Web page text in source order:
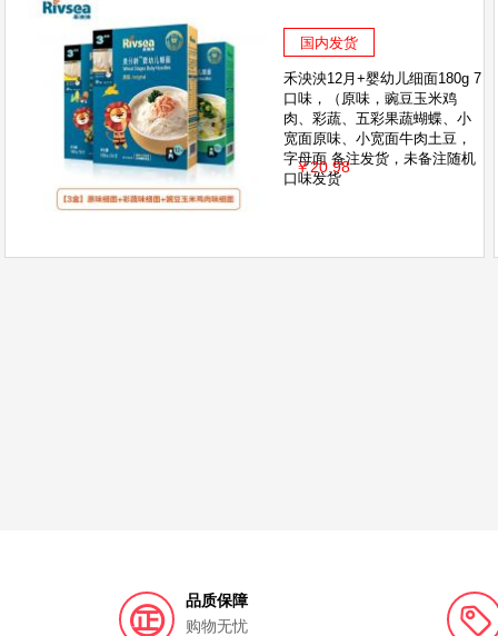
国内发货
禾泱泱12月+婴幼儿细面180g 7
口味，（原味，豌豆玉米鸡
肉、彩蔬、五彩果蔬蝴蝶、小
宽面原味、小宽面牛肉土豆，
字母面 备注发货，未备注随机
口味发货
￥20.98
品质保障
购物无忧